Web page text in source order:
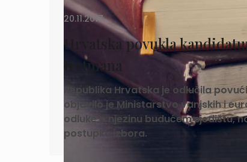
20.11.2017.
Hrvatska povukla
tretmana
Republika Hrvatska je odlučila
objavilo je Ministarstvo vanjskih i
odluke o njezinu budućem sjedištu,
postupku izbora.